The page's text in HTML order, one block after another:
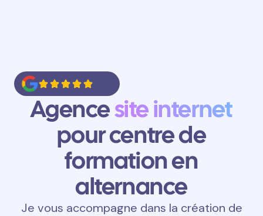
Agencesite internet
pour centre de
formation en
alternance
Je vous accompagne dans la création de